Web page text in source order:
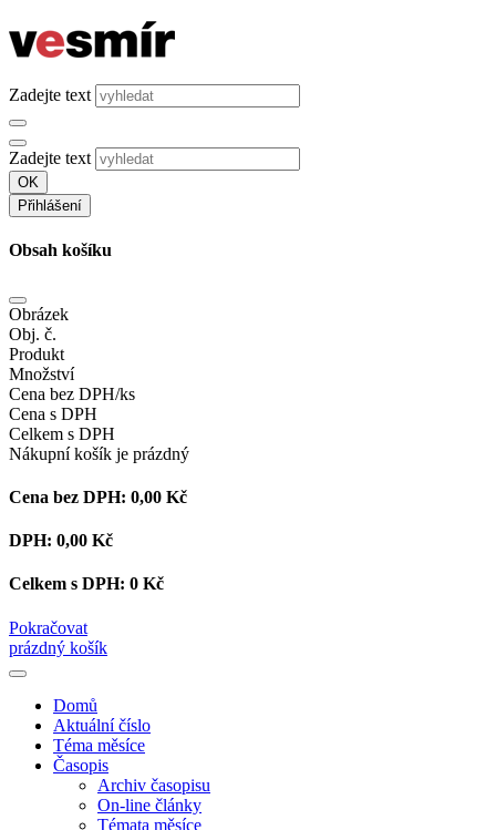
Zadejte text
Zadejte text
OK
Přihlášení
Obsah košíku
Obrázek
Obj. č.
Produkt
Množství
Cena bez DPH/ks
Cena s DPH
Celkem s DPH
Nákupní košík je prázdný
Cena bez DPH: 0,00 Kč
DPH: 0,00 Kč
Celkem s DPH: 0 Kč
Pokračovat
prázdný košík
Domů
Aktuální číslo
Téma měsíce
Časopis
Archiv časopisu
On-line články
Témata měsíce